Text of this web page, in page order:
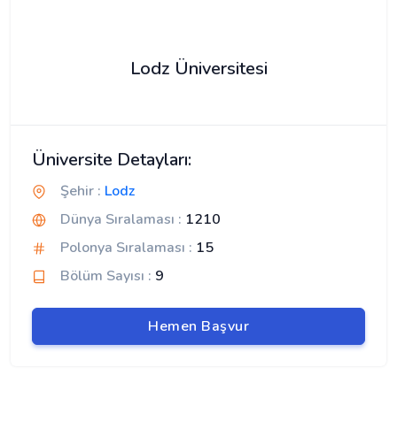
Lodz Üniversitesi
Üniversite Detayları:
Şehir : Lodz
Dünya Sıralaması : 1210
Polonya Sıralaması : 15
Bölüm Sayısı : 9
Hemen Başvur